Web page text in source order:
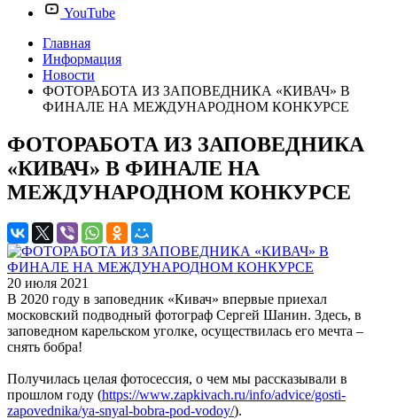
YouTube
Главная
Информация
Новости
ФОТОРАБОТА ИЗ ЗАПОВЕДНИКА «КИВАЧ» В
ФИНАЛЕ НА МЕЖДУНАРОДНОМ КОНКУРСЕ
ФОТОРАБОТА ИЗ ЗАПОВЕДНИКА
«КИВАЧ» В ФИНАЛЕ НА
МЕЖДУНАРОДНОМ КОНКУРСЕ
20 июля 2021
В 2020 году в заповедник «Кивач» впервые приехал
московский подводный фотограф Сергей Шанин. Здесь, в
заповедном карельском уголке, осуществилась его мечта –
снять бобра!
Получилась целая фотосессия, о чем мы рассказывали в
прошлом году (https://www.zapkivach.ru/info/advice/gosti-
zapovednika/ya-snyal-bobra-pod-vodoy/).